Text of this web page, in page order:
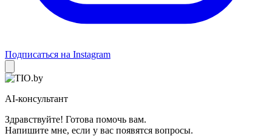
Подписаться на Instagram
AI-консультант
Здравствуйте! Готова помочь вам.
Напишите мне, если у вас появятся вопросы.